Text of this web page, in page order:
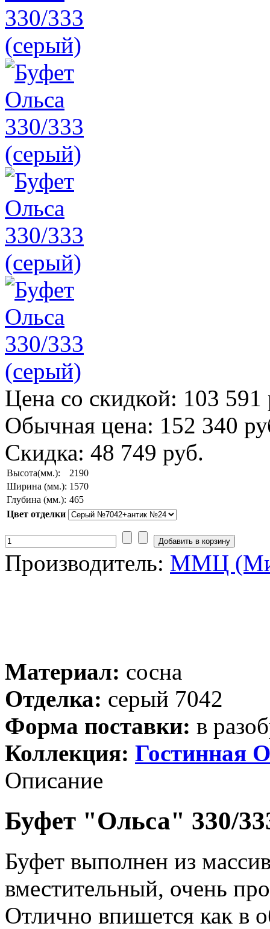
Цена со скидкой: 103 591
Обычная цена: 152 340
Скидка: 48 749 руб.
Высота(мм.):
2190
Ширина (мм.): 1570
Глубина (мм.): 465
Цвет отделки
Производитель: ММЦ
Материал: сосна
Отделка: серый 7042
Форма поставки: в
Коллекция: Гостинная
Описание
Буфет "Ольса" 330/
Буфет выполнен из
вместительный, очень
Отлично впишется как в